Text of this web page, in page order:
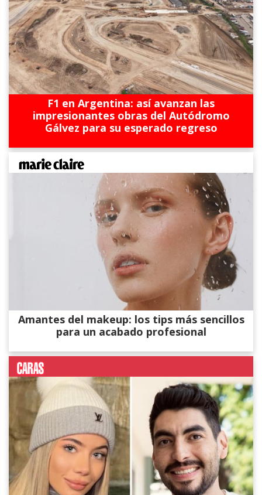
F1 en Argentina: así avanzan las
impresionantes obras del Autódromo
Gálvez para su esperado regreso
Amantes del makeup: los tips más sencillos
para un acabado profesional